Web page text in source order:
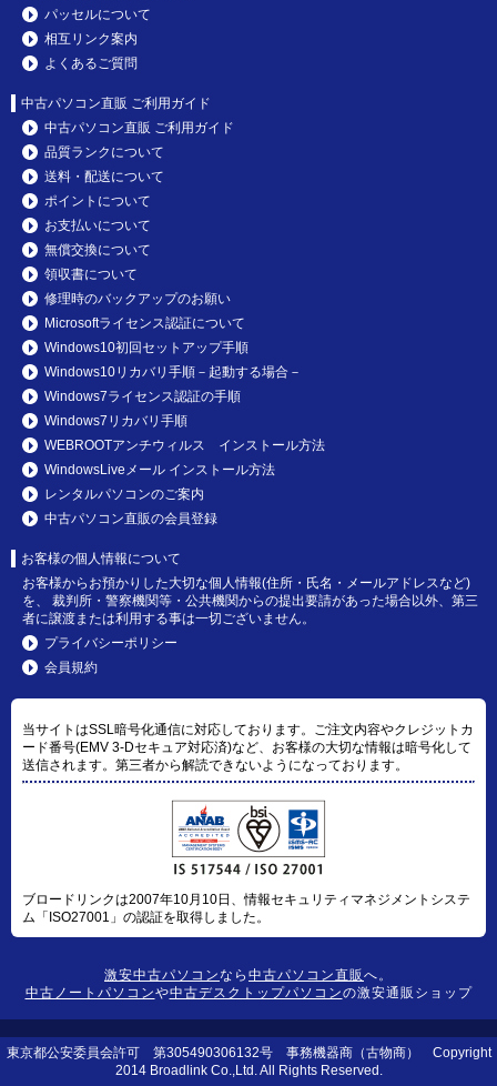
パッセルについて
相互リンク案内
よくあるご質問
中古パソコン直販 ご利用ガイド
中古パソコン直販 ご利用ガイド
品質ランクについて
送料・配送について
ポイントについて
お支払いについて
無償交換について
領収書について
修理時のバックアップのお願い
Microsoftライセンス認証について
Windows10初回セットアップ手順
Windows10リカバリ手順－起動する場合－
Windows7ライセンス認証の手順
Windows7リカバリ手順
WEBROOTアンチウィルス インストール方法
WindowsLiveメール インストール方法
レンタルパソコンのご案内
中古パソコン直販の会員登録
お客様の個人情報について
お客様からお預かりした大切な個人情報(住所・氏名・メールアドレスなど)
を、 裁判所・警察機関等・公共機関からの提出要請があった場合以外、第三
者に譲渡または利用する事は一切ございません。
プライバシーポリシー
会員規約
当サイトはSSL暗号化通信に対応しております。ご注文内容やクレジットカ
ード番号(EMV 3-Dセキュア対応済)など、お客様の大切な情報は暗号化して
送信されます。第三者から解読できないようになっております。
ブロードリンクは2007年10月10日、情報セキュリティマネジメントシステ
ム「ISO27001」の認証を取得しました。
激安中古パソコンなら 中古パソコン直販 へ。
中古ノートパソコンや中古デスクトップパソコンの激安通販ショップ
東京都公安委員会許可 第305490306132号 事務機器商（古物商） Copyright
2014 Broadlink Co.,Ltd. All Rights Reserved.